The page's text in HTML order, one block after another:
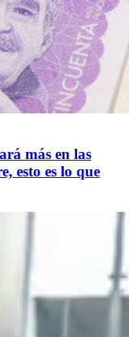
más en las
esto es lo que